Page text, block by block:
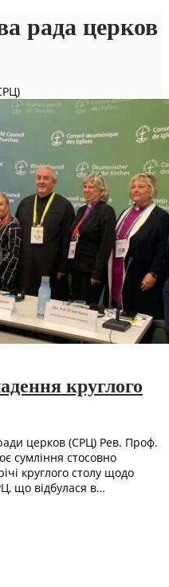
рада церков
круглого
церков (СРЦ) Рев. Проф.
сумління стосовно
круглого столу щодо
що відбулася в…